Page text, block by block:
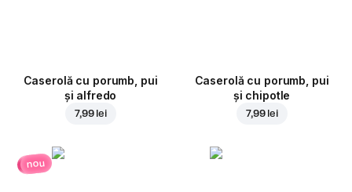
Caserolă cu porumb, pui
și alfredo
7,99 lei
Caserolă cu porumb, pui
și chipotle
7,99 lei
nou